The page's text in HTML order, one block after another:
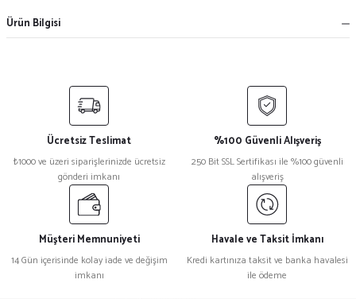
Ürün Bilgisi
Ücretsiz Teslimat
₺1000 ve üzeri siparişlerinizde ücretsiz
gönderi imkanı
%100 Güvenli Alışveriş
250 Bit SSL Sertifikası ile %100 güvenli
alışveriş
Müşteri Memnuniyeti
14 Gün içerisinde kolay iade ve değişim
imkanı
Havale ve Taksit İmkanı
Kredi kartınıza taksit ve banka havalesi
ile ödeme